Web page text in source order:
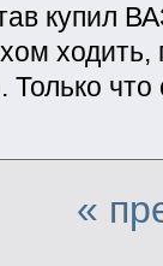
купил
ходить,
Только
«